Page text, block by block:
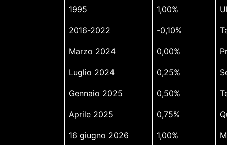
1995 1,00%
2016-2022 -0,10%
Marzo 2024 0,00%
Luglio 2024 0,25%
Gennaio 2025 0,50%
Aprile 2025 0,75%
16 giugno 2026 1,00%